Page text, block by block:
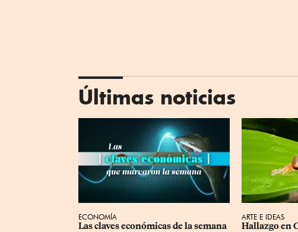
Últimas noticias
ECONOMÍA
Las claves económicas de la semana
ARTE E IDEAS
Hallazgo en